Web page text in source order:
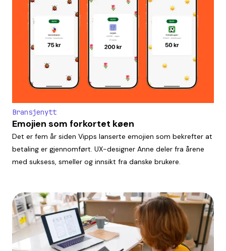
Bransjenytt
Emojien som forkortet køen
Det er fem år siden Vipps lanserte emojien som bekrefter at
betaling er gjennomført. UX-designer Anne deler fra årene
med suksess, smeller og innsikt fra danske brukere.